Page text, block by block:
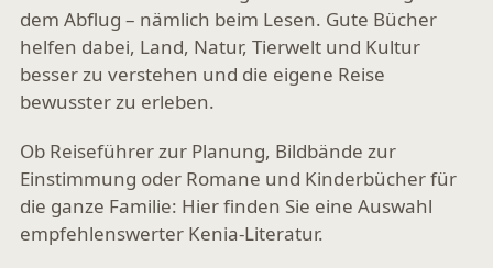
dem Abflug – nämlich beim Lesen. Gute Bücher
helfen dabei, Land, Natur, Tierwelt und Kultur
besser zu verstehen und die eigene Reise
bewusster zu erleben.
Ob Reiseführer zur Planung, Bildbände zur
Einstimmung oder Romane und Kinderbücher für
die ganze Familie: Hier finden Sie eine Auswahl
empfehlenswerter Kenia-Literatur.